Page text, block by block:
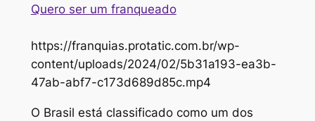
Quero ser um franqueado
https://franquias.protatic.com.br/wp-
content/uploads/2024/02/5b31a193-ea3b-
47ab-abf7-c173d689d85c.mp4
O Brasil está classificado como um dos